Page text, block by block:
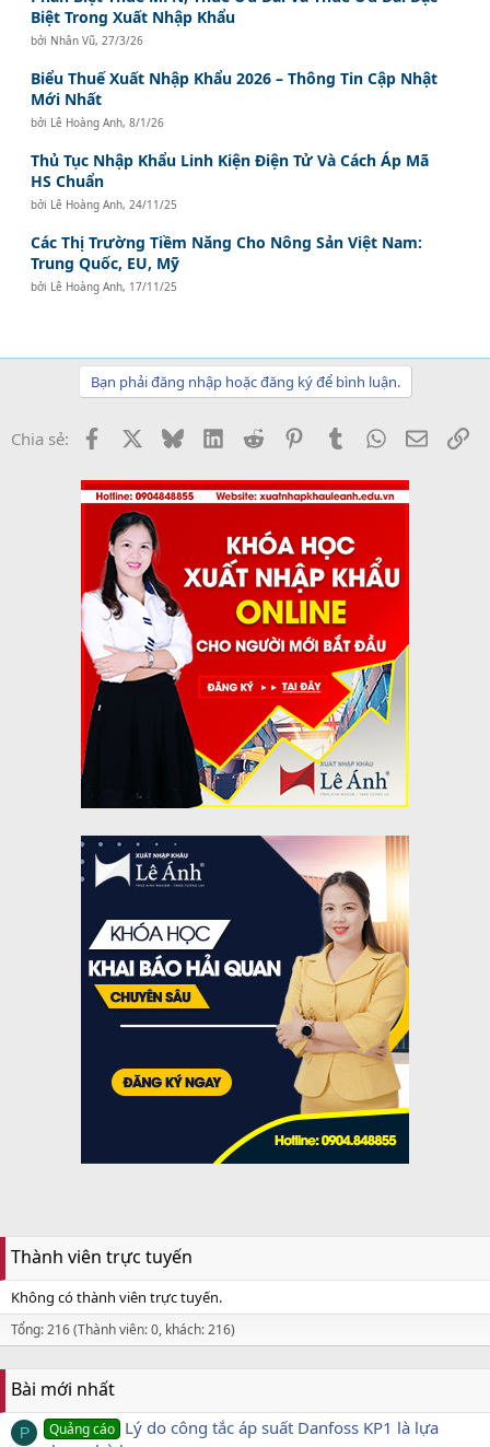
Biệt Trong Xuất Nhập Khẩu
bởi Nhân Vũ,27/3/26
Biểu Thuế Xuất Nhập Khẩu 2026 – Thông Tin Cập Nhật
Mới Nhất
bởi Lê Hoàng Anh,8/1/26
Thủ Tục Nhập Khẩu Linh Kiện Điện Tử Và Cách Áp Mã
HS Chuẩn
bởi Lê Hoàng Anh,24/11/25
Các Thị Trường Tiềm Năng Cho Nông Sản Việt Nam:
Trung Quốc, EU, Mỹ
bởi Lê Hoàng Anh, 17/11/25
Bạn phải đăng nhập hoặc đăng ký để bình luận.
Chia sẻ: Facebook BlueskyLinkedInReddit PinterestTumblrWhatsApp
Email
Thành viên trực tuyến
Không có thành viên trực tuyến.
Tổng: 216 (Thành viên: 0, khách: 216)
Bài mới nhất
P Quảng cáo Lý do công tắc áp suất Danfoss KP1 là lựa